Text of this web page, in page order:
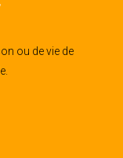
ou de vie de